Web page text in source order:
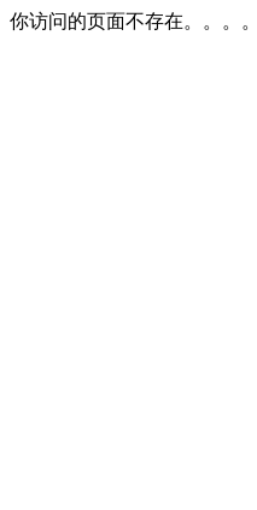
你访问的页面不存在。。。。